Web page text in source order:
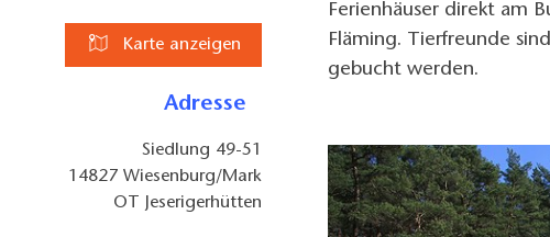
Karte anzeigen
Adresse
Siedlung 49-51
14827 Wiesenburg/Mark
OT Jeserigerhütten
Ferienhäuser direkt am
Fläming. Tierfreunde
gebucht werden.